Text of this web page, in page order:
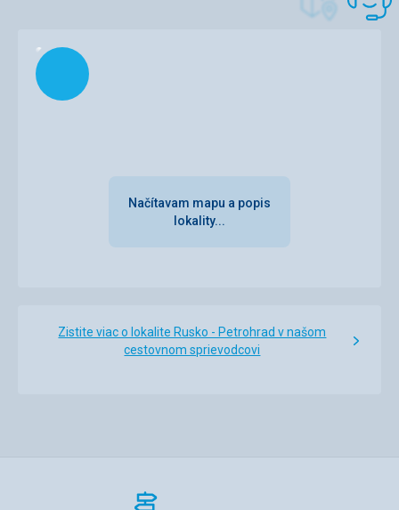
Načítam
Načítavam mapu a popis
lokality...
Zistite viac o lokalite Rusko - Petrohrad v našom
cestovnom sprievodcovi